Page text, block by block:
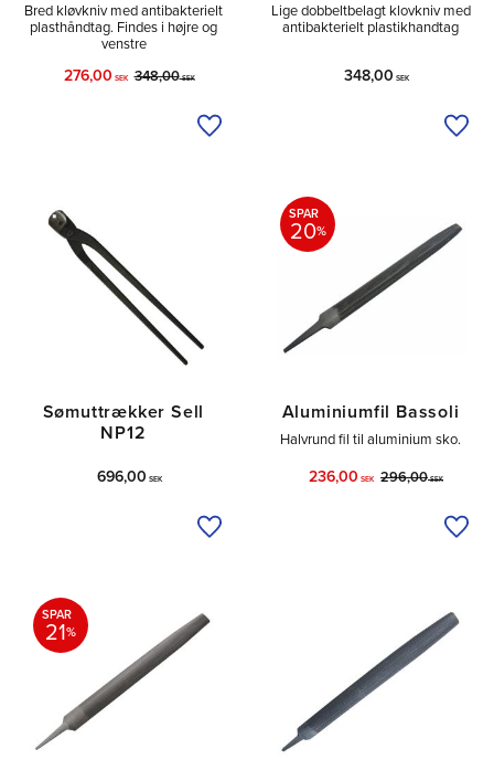
Bred kløvkniv med antibakterielt
plasthåndtag. Findes i højre og
venstre
276,00 SEK 348,00SEK
Tilføj til ønskeliste
Lige dobbeltbelagt klovkniv med
antibakterielt plastikhandtag
348,00 SEK
Sømuttrækker Sell
NP12
696,00 SEK
Tilføj til ønskeliste
Aluminiumfil Bassoli
Halvrund fil til aluminium sko.
236,00 SEK 296,00SEK
SPAR
20%
SPAR
21%